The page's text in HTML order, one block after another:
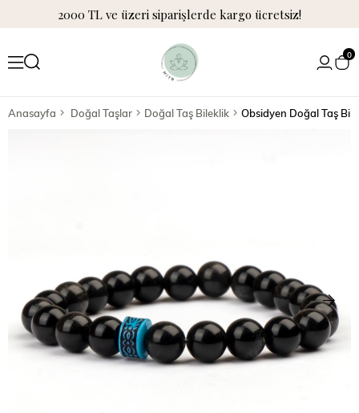
2000 TL ve üzeri siparişlerde kargo ücretsiz!
0
Anasayfa Doğal Taşlar Doğal Taş Bileklik Obsidyen Doğal Taş